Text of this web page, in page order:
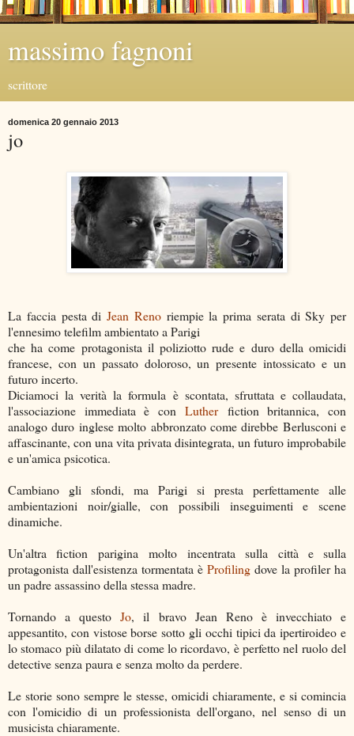
massimo fagnoni
scrittore
domenica 20 gennaio 2013
jo
La faccia pesta di Jean Renoriempie la prima serata di Sky per
l'ennesimo telefilm ambientato a Parigi
che ha come protagonista il poliziotto rude e duro della omicidi
francese, con un passato doloroso, un presente intossicato e un
futuro incerto.
Diciamoci la verità la formula è scontata, sfruttata e collaudata,
l'associazione immediata è con Lutherfiction britannica, con
analogo duro inglese molto abbronzato come direbbe Berlusconi e
affascinante, con una vita privata disintegrata, un futuro improbabile
e un'amica psicotica.
Cambiano gli sfondi, ma Parigi si presta perfettamente alle
ambientazioni noir/gialle, con possibili inseguimenti e scene
dinamiche.
Un'altra fiction parigina molto incentrata sulla città e sulla
protagonista dall'esistenza tormentata è Profilingdove la profiler ha
un padre assassino della stessa madre.
Tornando a questoJo, il bravo Jean Reno è invecchiato e
appesantito, con vistose borse sotto gli occhi tipici da ipertiroideo e
lo stomaco più dilatato di come lo ricordavo, è perfetto nel ruolo del
detective senza paura e senza molto da perdere.
Le storie sono sempre le stesse, omicidi chiaramente, e si comincia
con l'omicidio di un professionista dell'organo, nel senso di un
musicista chiaramente.